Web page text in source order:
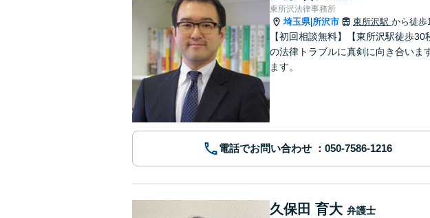
東所沢法律事務所
埼玉県| 所沢市 東所沢駅 から徒歩
【初回相談無料】【東所沢駅徒歩
の法律トラブルに真剣に向き合いま
ます。
電話でお問い合わせ
久保田 育大 弁護士